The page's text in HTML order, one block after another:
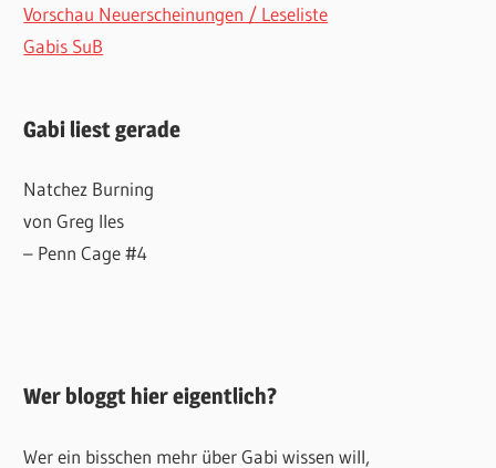
Vorschau Neuerscheinungen / Leseliste
Gabis SuB
Gabi liest gerade
Natchez Burning
von Greg Iles
– Penn Cage #4
Wer bloggt hier eigentlich?
Wer ein bisschen mehr über Gabi wissen will,